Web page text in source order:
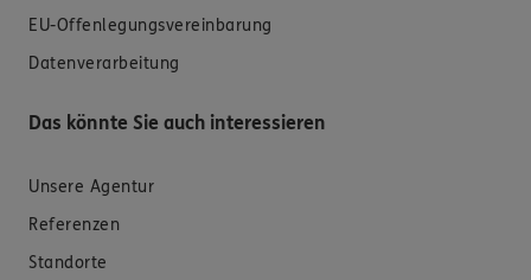
EU-Offenlegungsvereinbarung
Datenverarbeitung
Das könnte Sie auch interessieren
Unsere Agentur
Referenzen
Standorte